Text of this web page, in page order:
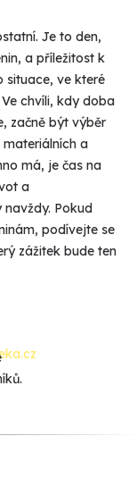
Je to den,
a příležitost k
situace, ve které
chvíli, kdy doba
začně být výběr
a
má, je čas na
a
Pokud
podívejte se
zážitek bude ten